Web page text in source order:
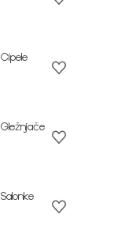
Cipele
Gležnjače
Salonke